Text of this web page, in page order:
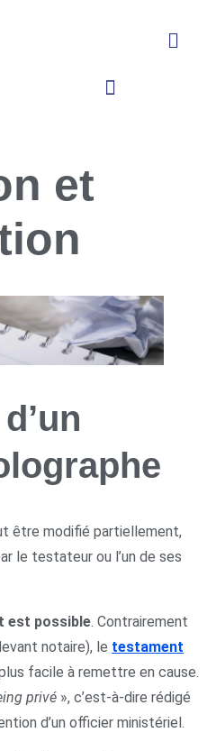
et
être modifié partiellement,
le testateur ou l’un de ses
est possible. Contrairement
notaire), le testament
facile à remettre en cause.
privé », c’est-à-dire rédigé
d’un officier ministériel.